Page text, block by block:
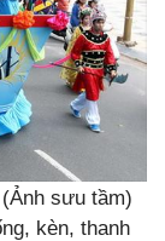
sưu tầm)
kèn, thanh